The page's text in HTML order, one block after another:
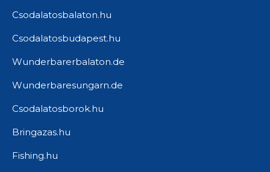
Csodalatosbalaton.hu
Csodalatosbudapest.hu
Wunderbarerbalaton.de
Wunderbaresungarn.de
Csodalatosborok.hu
Bringazas.hu
Fishing.hu